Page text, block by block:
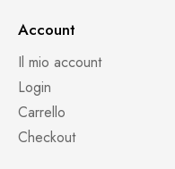
Account
Il mio account
Login
Carrello
Checkout